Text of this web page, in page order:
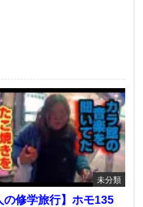
未分類
の修学旅行】ホモ135